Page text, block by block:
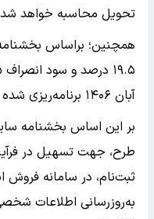
تحویل محاسبه خواهد
همچنین؛ براساس
آبان ۱۴۰۶ برنامه‌ریزی شده است.
بر این اساس بخشنامه
طرح، جهت تسهیل در
ثبت‌نام، در سامانه فروش
به‌روزرسانی اطلاعات